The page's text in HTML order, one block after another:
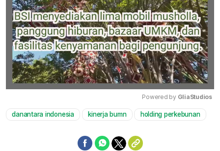
Mute
Powered by GliaStudios
danantara indonesia kinerja bumn holding perkebunan